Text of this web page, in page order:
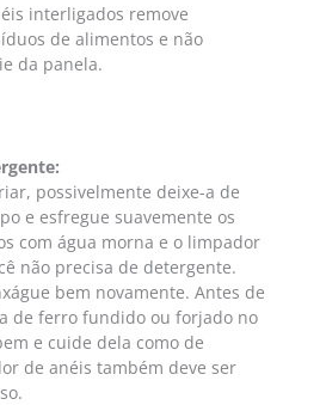
interligados remove
de alimentos e não
da panela.
possivelmente deixe-a de
e esfregue suavemente os
com água morna e o limpador
não precisa de detergente.
bem novamente. Antes de
de ferro fundido ou forjado no
e cuide dela como de
de anéis também deve ser